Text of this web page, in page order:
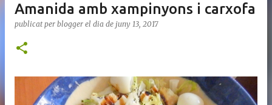
Amanida amb xampinyons i carxofa
publicat per blogger el dia de juny 13, 2017